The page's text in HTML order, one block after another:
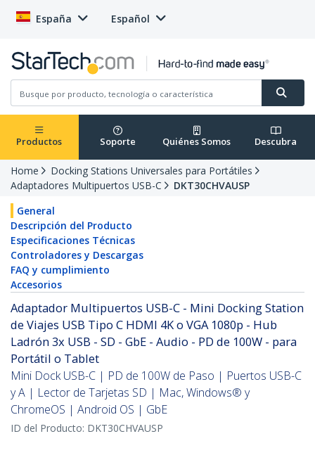
España Español
Productos Soporte Quiénes Somos Descubra
Home
Docking Stations Universales para Portátiles
Adaptadores Multipuertos USB-C
DKT30CHVAUSP
General
Descripción del Producto
Especificaciones Técnicas
Controladores y Descargas
FAQ y cumplimiento
Accesorios
Adaptador Multipuertos USB-C - Mini Docking Station
de Viajes USB Tipo C HDMI 4K o VGA 1080p - Hub
Ladrón 3x USB - SD - GbE - Audio - PD de 100W - para
Portátil o Tablet
Mini Dock USB-C | PD de 100W de Paso | Puertos USB-C
y A | Lector de Tarjetas SD | Mac, Windows® y
ChromeOS | Android OS | GbE
ID del Producto: DKT30CHVAUSP